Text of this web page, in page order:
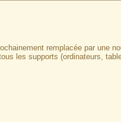
remplacée par une
les supports (ordinateurs,